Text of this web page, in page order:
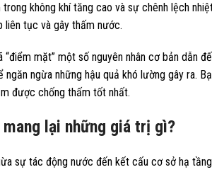
không khí tăng cao và sự chênh lệch
liên tục và gây thấm nước.
“điểm mặt” một số nguyên nhân cơ bản dẫn
ngừa những hậu quả khó lường gây ra.
được chống thấm tốt nhất.
lại những giá trị gì?
sự tác động nước đến kết cấu cơ sở hạ